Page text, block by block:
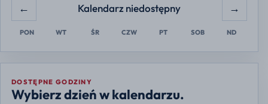
← Kalendarz niedostępny →
PON WT ŚR CZW PT SOB ND
DOSTĘPNE GODZINY
Wybierz dzień w kalendarzu.